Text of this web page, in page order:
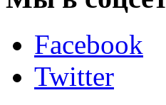
Facebook
Twitter